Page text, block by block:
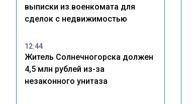
выписки из военкомата для
сделок с недвижимостью
12:44
Житель Солнечногорска должен
4,5 млн рублей из-за
незаконного унитаза